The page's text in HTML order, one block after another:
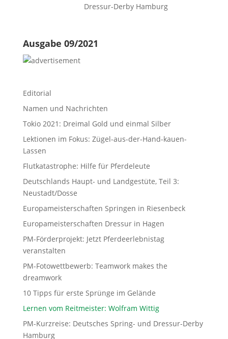
Dressur-Derby Hamburg
Ausgabe 09/2021
Editorial
Namen und Nachrichten
Tokio 2021: Dreimal Gold und einmal Silber
Lektionen im Fokus: Zügel-aus-der-Hand-kauen-
Lassen
Flutkatastrophe: Hilfe für Pferdeleute
Deutschlands Haupt- und Landgestüte, Teil 3:
Neustadt/Dosse
Europameisterschaften Springen in Riesenbeck
Europameisterschaften Dressur in Hagen
PM-Förderprojekt: Jetzt Pferdeerlebnistag
veranstalten
PM-Fotowettbewerb: Teamwork makes the
dreamwork
10 Tipps für erste Sprünge im Gelände
Lernen vom Reitmeister: Wolfram Wittig
PM-Kurzreise: Deutsches Spring- und Dressur-Derby
Hamburg